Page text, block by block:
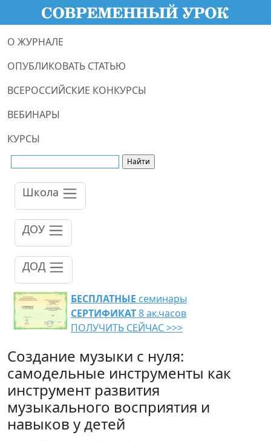
О ЖУРНАЛЕ
ОПУБЛИКОВАТЬ СТАТЬЮ
ВСЕРОССИЙСКИЕ КОНКУРСЫ
ВЕБИНАРЫ
КУРСЫ
Школа
ДОУ
ДОД
БЕСПЛАТНЫЕ семинары
СЕРТИФИКАТ8 ак.часов
ПОЛУЧИТЬ СЕЙЧАС >>>
Создание музыки с нуля:
самодельные инструменты как
инструмент развития
музыкального восприятия и
навыков у детей